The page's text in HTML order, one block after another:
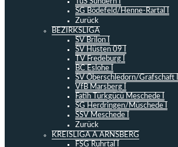
SG Bödefeld/Henne-Rartal I
Zurück
BEZIRKSLIGA
SV Brilon I
SV Hüsten 09 I
TV Fredeburg I
BC Eslohe I
SV Oberschledorn/Grafschaft I
VfB Marsberg I
Fatih Türkgücü Meschede I
SG Herdringen/Müschede I
SSV Meschede I
Zurück
KREISLIGA A ARNSBERG
FSG Ruhrtal I